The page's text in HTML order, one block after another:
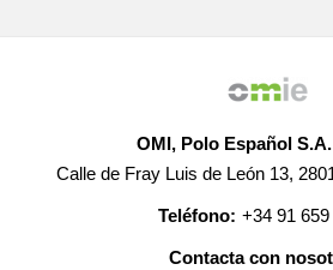
OMI, Polo Español
Calle de Fray Luis de León 13,
Teléfono: +34 91
Contacta con